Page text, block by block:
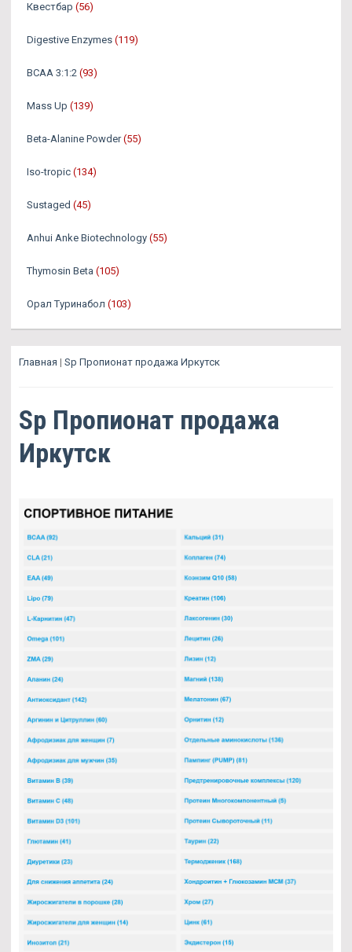
Квестбар (56)
Digestive Enzymes (119)
BCAA 3:1:2 (93)
Mass Up (139)
Beta-Alanine Powder (55)
Iso-tropic (134)
Sustaged (45)
Anhui Anke Biotechnology (55)
Thymosin Beta (105)
Орал Туринабол (103)
Главная | Sp Пропионат продажа Иркутск
Sp Пропионат продажа
Иркутск